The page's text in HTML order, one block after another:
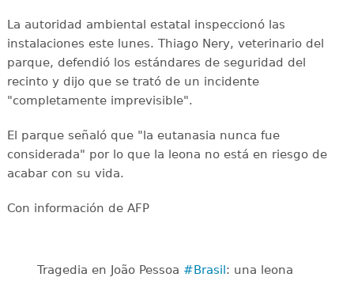
La autoridad ambiental estatal inspeccionó las
instalaciones este lunes. Thiago Nery, veterinario del
parque, defendió los estándares de seguridad del
recinto y dijo que se trató de un incidente
"completamente imprevisible".
El parque señaló que "la eutanasia nunca fue
considerada" por lo que la leona no está en riesgo de
acabar con su vida.
Con información de AFP
Tragedia en João Pessoa #Brasil: una leona